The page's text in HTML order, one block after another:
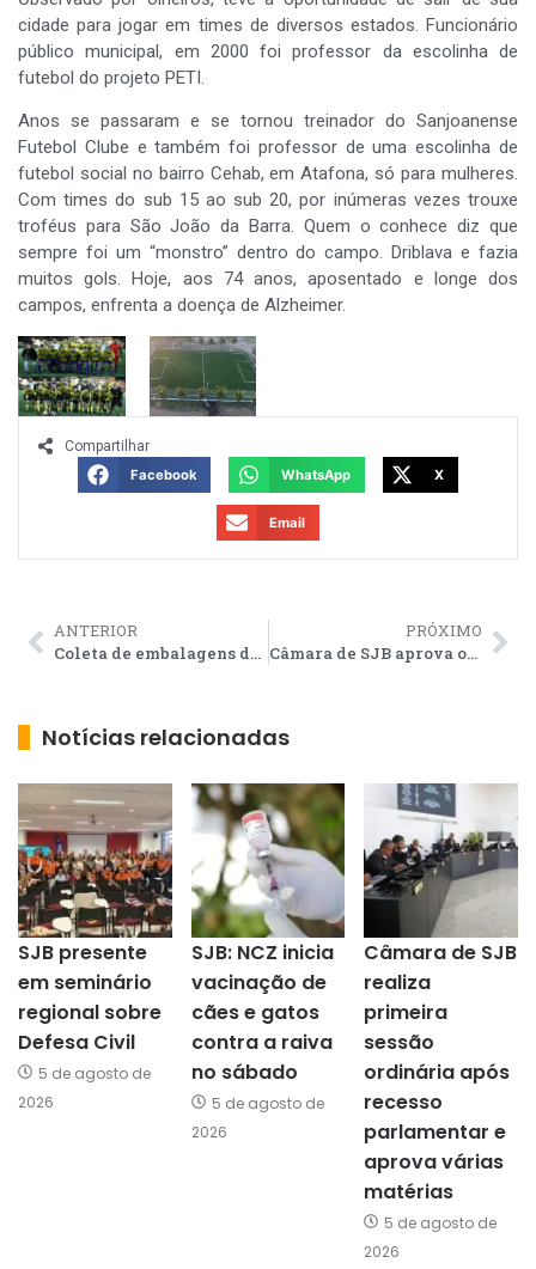
cidade para jogar em times de diversos estados. Funcionário
público municipal, em 2000 foi professor da escolinha de
futebol do projeto PETI.
Anos se passaram e se tornou treinador do Sanjoanense
Futebol Clube e também foi professor de uma escolinha de
futebol social no bairro Cehab, em Atafona, só para mulheres.
Com times do sub 15 ao sub 20, por inúmeras vezes trouxe
troféus para São João da Barra. Quem o conhece diz que
sempre foi um “monstro” dentro do campo. Driblava e fazia
muitos gols. Hoje, aos 74 anos, aposentado e longe dos
campos, enfrenta a doença de Alzheimer.
Compartilhar
Facebook
WhatsApp X
Email
ANTERIOR
Coleta de embalagens de agrotóxicos acontece nesta quinta em Sabonete
PRÓXIMO
Câmara de SJB aprova os nomes das pessoas que vão receber Títulos de Cidadania este ano
Notícias relacionadas
SJB presente
em seminário
regional sobre
Defesa Civil
5 de agosto de
2026
SJB: NCZ inicia
vacinação de
cães e gatos
contra a raiva
no sábado
5 de agosto de
2026
Câmara de SJB
realiza
primeira
sessão
ordinária após
recesso
parlamentar e
aprova várias
matérias
5 de agosto de
2026